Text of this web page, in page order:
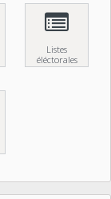
Listes
éléctorales